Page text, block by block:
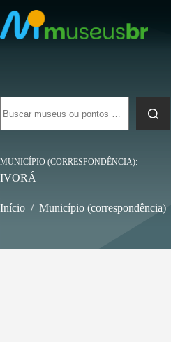
para
o
conteúdo
resultados
MUNICÍPIO (CORRESPONDÊNCIA)
IVORÁ
Início / Município (correspondência)